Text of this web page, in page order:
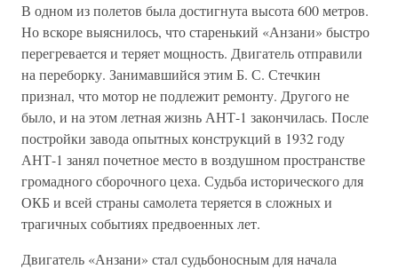
В одном из полетов была достигнута высота 600 метров.
Но вскоре выяснилось, что старенький «Анзани» быстро
перегревается и теряет мощность. Двигатель отправили
на переборку. Занимавшийся этим Б. С. Стечкин
признал, что мотор не подлежит ремонту. Другого не
было, и на этом летная жизнь АНТ-1 закончилась. После
постройки завода опытных конструкций в 1932 году
АНТ-1 занял почетное место в воздушном пространстве
громадного сборочного цеха. Судьба исторического для
ОКБ и всей страны самолета теряется в сложных и
трагичных событиях предвоенных лет.
Двигатель «Анзани» стал судьбоносным для начала